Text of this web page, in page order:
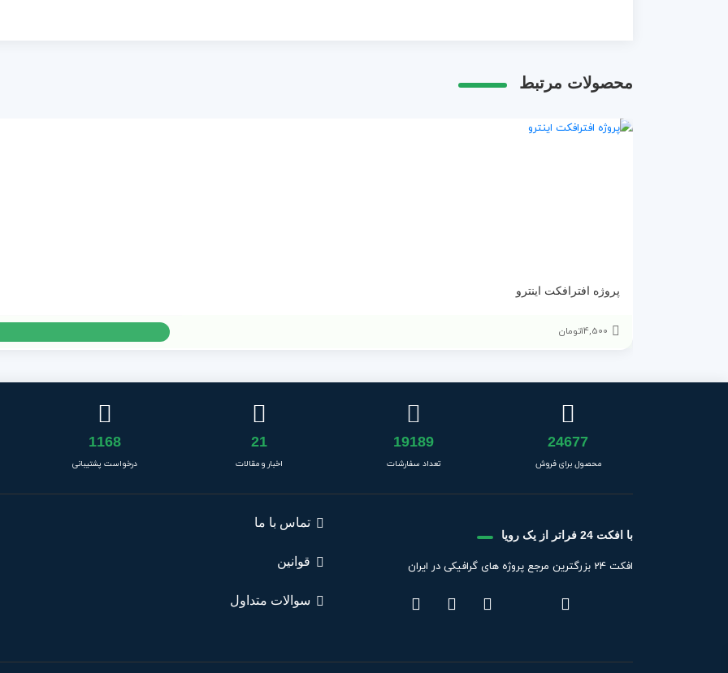
محصولات مرتبط
پروژه افترافکت اینترو
14,500تومان
24677
محصول برای فروش
19189
تعداد سفارشات
21
اخبار و مقالات
1168
درخواست پشتیبانی
با افکت 24 فراتر از یک رویا
افکت 24 بزرگترین مرجع پروژه های گرافیکی در ایران
تماس با ما
قوانین
سوالات متداول